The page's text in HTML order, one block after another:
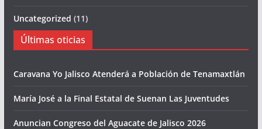
Uncategorized (11)
Últimas oticias
Caravana Yo Jalisco Atenderá a Población de Tenamaxtlán
María José a la Final Estatal de Suenan Las Juventudes
Anuncian Congreso del Aguacate de Jalisco 2026